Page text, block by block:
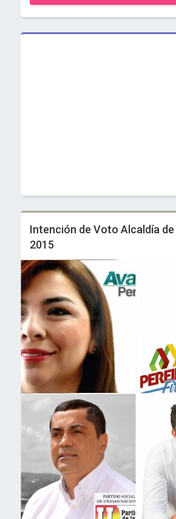
Intención de Voto Alcaldía
2015